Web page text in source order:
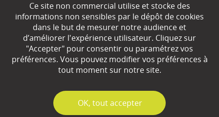
Prendre en toute connaissance de cause
les décisions qui nous concernent.
EN SAVOIR+
Ce site non commercial utilise et stocke des
informations non sensibles par le dépôt de cookies
dans le but de mesurer notre audience et
d’améliorer l'expérience utilisateur. Cliquez sur
"Accepter" pour consentir ou paramétrez vos
préférences. Vous pouvez modifier vos préférences à
tout moment sur notre site.
✓
OK, tout accepter